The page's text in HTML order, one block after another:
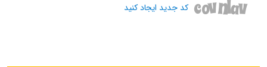
کد جدید ایجاد کنید